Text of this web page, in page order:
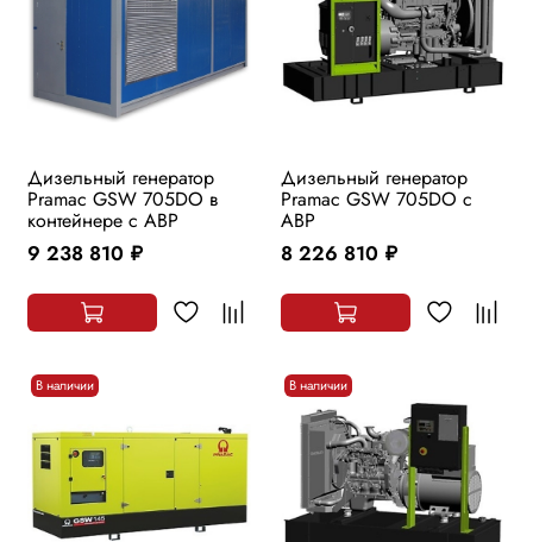
Дизельный генератор
Pramac GSW 705DO в
контейнере с АВР
9 238 810 руб.
Дизельный генератор
Pramac GSW 705DO с
АВР
8 226 810 руб.
В наличии В наличии